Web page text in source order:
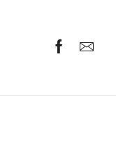
Facebook
Email